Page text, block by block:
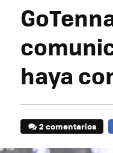
haya
2 comentarios